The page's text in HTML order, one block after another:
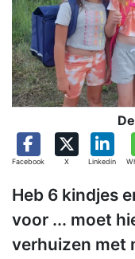
Facebook X Linkedin
Heb 6 kindjes
voor ... moet
verhuizen met